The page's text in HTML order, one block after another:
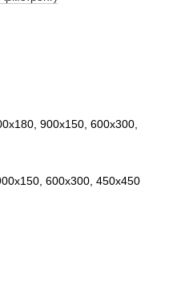
900х150, 600х300,
600х300, 450х450